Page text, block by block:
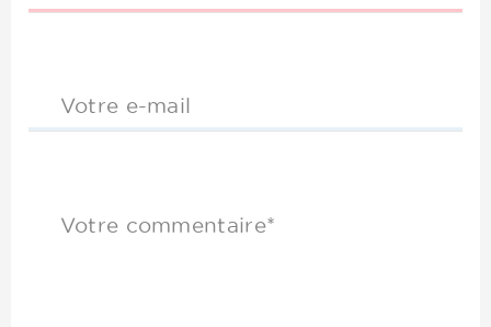
Votre e-mail
Votre commentaire*